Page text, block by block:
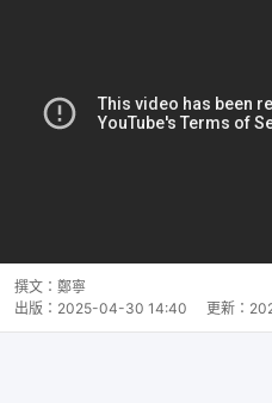
撰文： 鄭寧
出版： 2025-04-30 14:40 更新：